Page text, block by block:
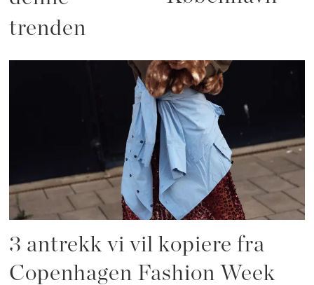
trenden
3 antrekk vi vil kopiere fra
Copenhagen Fashion Week